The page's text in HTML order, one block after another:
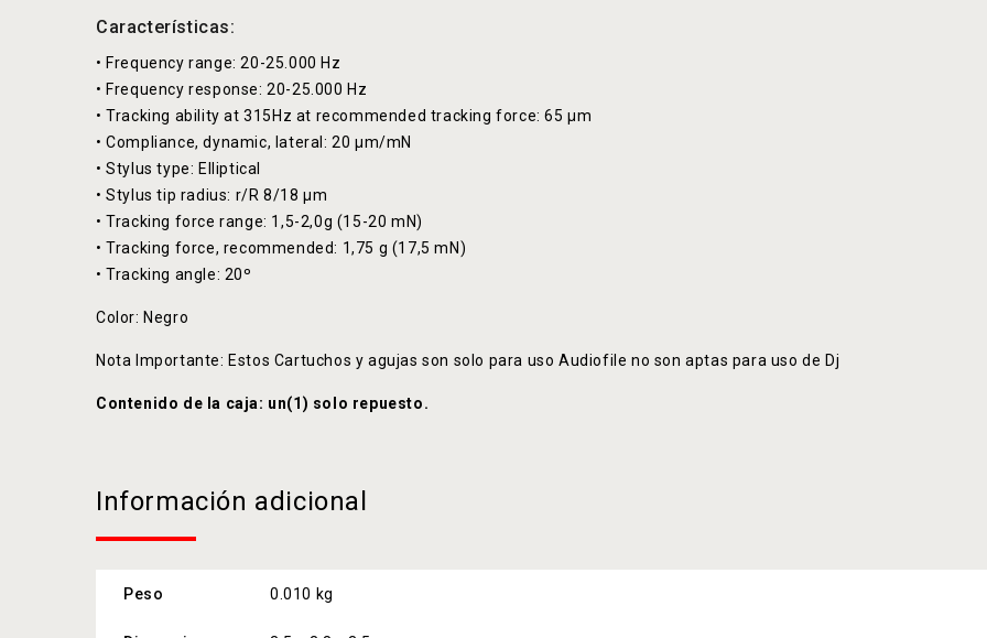
Características:
• Frequency range: 20-25.000 Hz
• Frequency response: 20-25.000 Hz
• Tracking ability at 315Hz at recommended tracking force: 65 µm
• Compliance, dynamic, lateral: 20 µm/mN
• Stylus type: Elliptical
• Stylus tip radius: r/R 8/18 µm
• Tracking force range: 1,5-2,0g (15-20 mN)
• Tracking force, recommended: 1,75 g (17,5 mN)
• Tracking angle: 20º
Color: Negro
Nota Importante: Estos Cartuchos y agujas son solo para uso Audiofile no son aptas para uso de Dj
Contenido de la caja: un(1) solo repuesto.
Información adicional
Peso 0.010 kg